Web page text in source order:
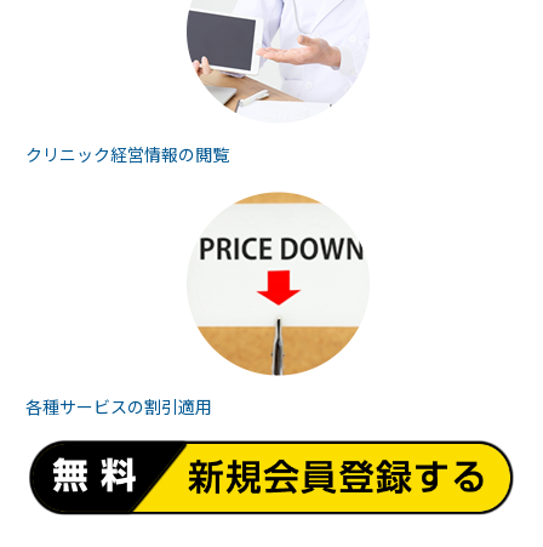
クリニック経営情報の閲覧
各種サービスの割引適用